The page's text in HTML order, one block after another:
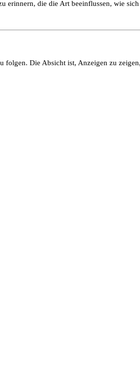
erinnern, die die Art beeinflussen, wie
folgen. Die Absicht ist, Anzeigen zu